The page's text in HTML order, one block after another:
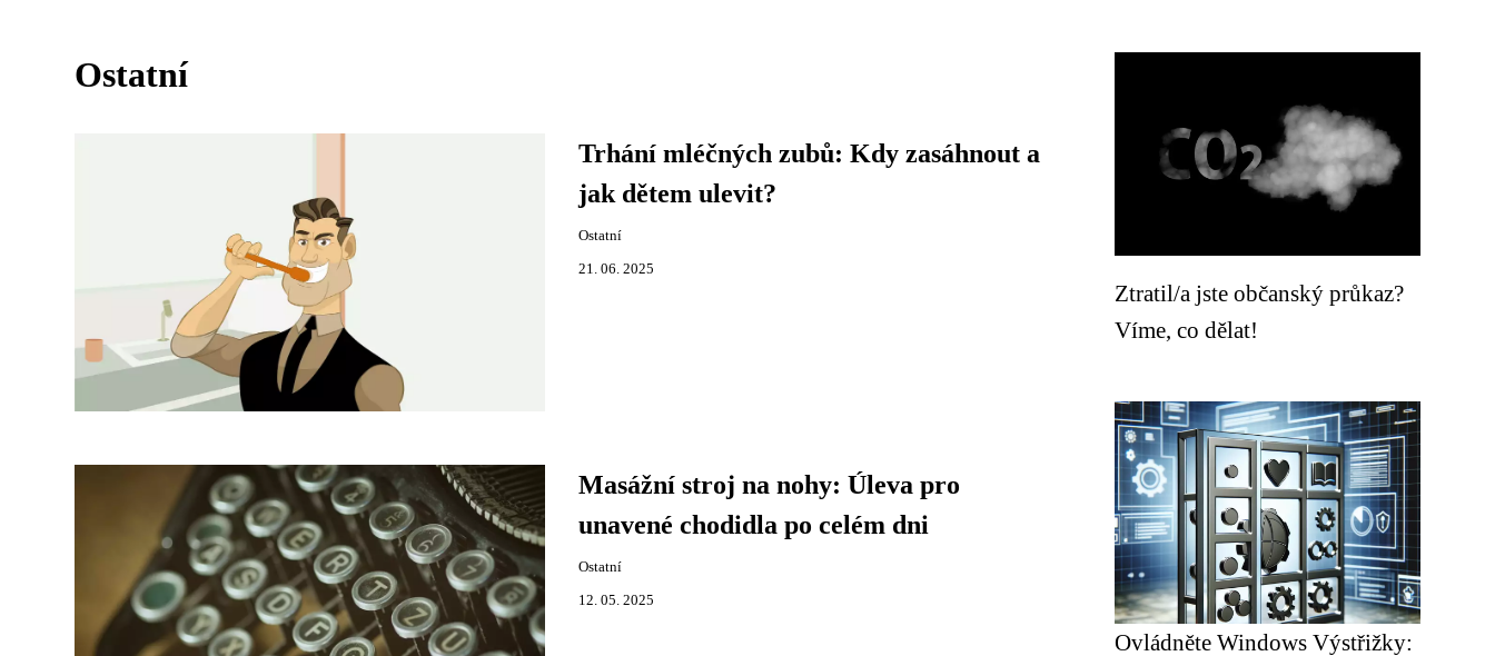
Ostatní
Trhání mléčných zubů: Kdy zasáhnout a
jak dětem ulevit?
Ostatní
21. 06. 2025
Masážní stroj na nohy: Úleva pro
unavené chodidla po celém dni
Ostatní
12. 05. 2025
Ztratil/a jste občanský průkaz?
Víme, co dělat!
Ovládněte Windows Výstřižky: